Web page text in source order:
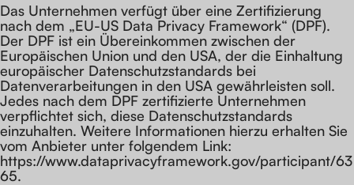
Das Unternehmen verfügt über eine Zertifizierung
nach dem „EU-US Data Privacy Framework“ (DPF).
Der DPF ist ein Übereinkommen zwischen der
Europäischen Union und den USA, der die Einhaltung
europäischer Datenschutzstandards bei
Datenverarbeitungen in den USA gewährleisten soll.
Jedes nach dem DPF zertifizierte Unternehmen
verpflichtet sich, diese Datenschutzstandards
einzuhalten. Weitere Informationen hierzu erhalten Sie
vom Anbieter unter folgendem Link:
https://www.dataprivacyframework.gov/participant/63
65.